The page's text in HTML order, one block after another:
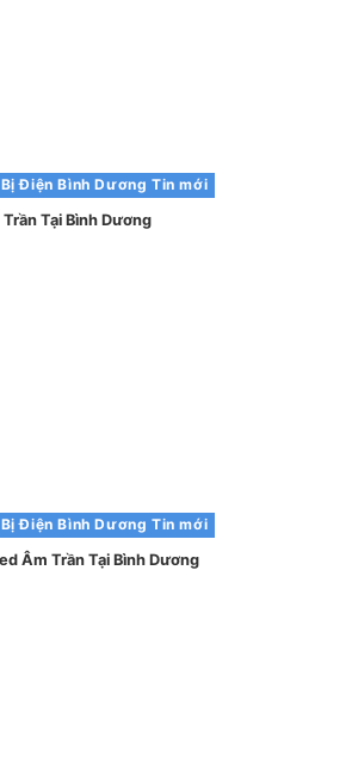
Điện Bình Dương Tin mới
Tại Bình Dương
Điện Bình Dương Tin mới
Âm Trần Tại Bình Dương